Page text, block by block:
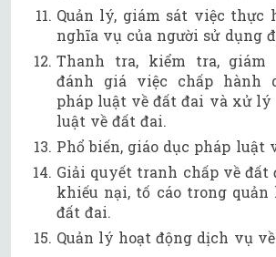
Quản lý, giám sát việc thực
nghĩa vụ của người sử dụng
Thanh tra, kiểm tra, giám
đánh giá việc chấp hành
pháp luật về đất đai và xử
luật về đất đai.
Phổ biến, giáo dục pháp luật
Giải quyết tranh chấp về đất
khiếu nại, tố cáo trong
đất đai.
Quản lý hoạt động dịch vụ